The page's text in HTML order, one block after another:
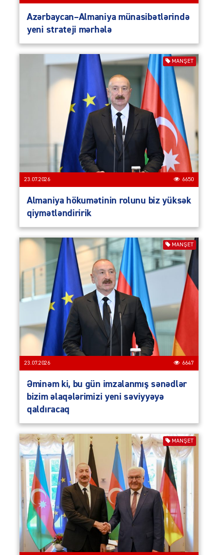
Azərbaycan–Almaniya münasibətlərində
yeni strateji mərhələ
MANŞET
23.07.2026 6650
Almaniya hökumətinin rolunu biz yüksək
qiymətləndiririk
MANŞET
23.07.2026 6647
Əminəm ki, bu gün imzalanmış sənədlər
bizim əlaqələrimizi yeni səviyyəyə
qaldıracaq
MANŞET